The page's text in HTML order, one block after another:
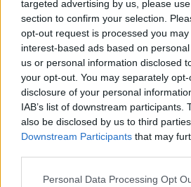
targeted advertising by us, please
section to confirm your selection.
opt-out request is processed you
interest-based ads based on
us or personal information disclosed
your opt-out. You may separately
disclosure of your personal
IAB’s list of downstream participants.
also be disclosed by us to third
Downstream Participants that may
Personal Data Processing Opt